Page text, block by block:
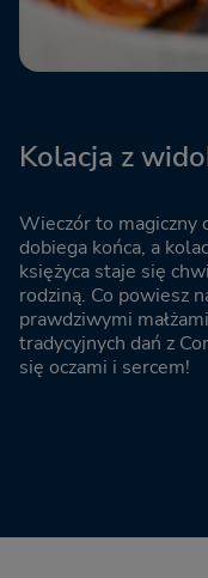
Kolacja z
Wieczór to magiczny
dobiega końca, a
księżyca staje się
rodziną. Co powiesz
prawdziwymi
tradycyjnych dań z
się oczami i sercem!